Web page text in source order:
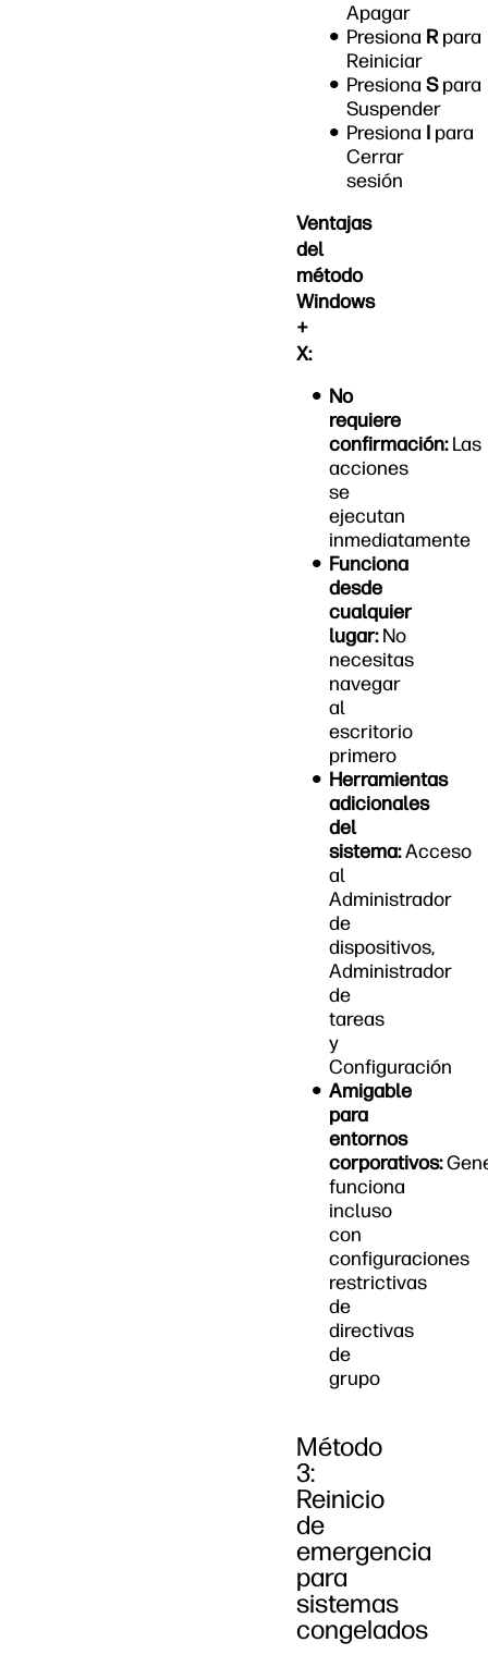
Apagar
Presiona Rpara
Reiniciar
Presiona Spara
Suspender
Presiona Ipara
Cerrar
sesión
Ventajas
del
método
Windows
+
X:
No
requiere
confirmación:Las
acciones
se
ejecutan
inmediatamente
Funciona
desde
cualquier
lugar:No
necesitas
navegar
al
escritorio
primero
Herramientas
adicionales
del
sistema:Acceso
al
Administrador
de
dispositivos,
Administrador
de
tareas
y
Configuración
Amigable
para
entornos
corporativos:
funciona
incluso
con
configuraciones
restrictivas
de
directivas
de
grupo
Método
3:
Reinicio
de
emergencia
para
sistemas
congelados